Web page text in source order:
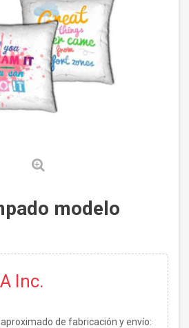
modelo
Inc.
de fabricación y envío: